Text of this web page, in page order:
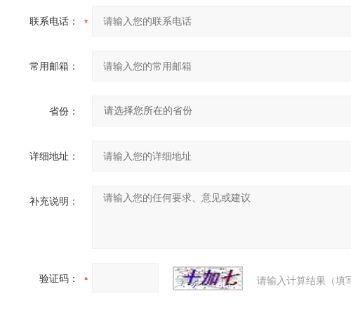
联系电话：
常用邮箱：
省份：
详细地址：
补充说明：
验证码： 请输入计算结果（填